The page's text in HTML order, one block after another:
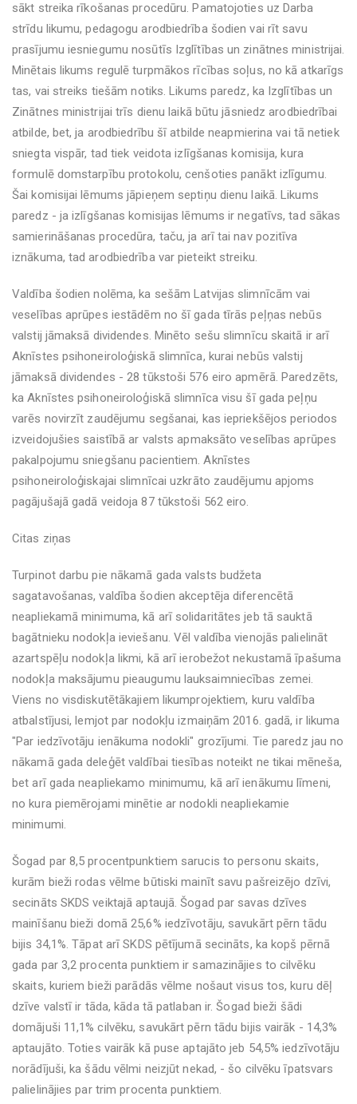
sākt streika rīkošanas procedūru. Pamatojoties uz Darba
strīdu likumu, pedagogu arodbiedrība šodien vai rīt savu
prasījumu iesniegumu nosūtīs Izglītības un zinātnes ministrijai.
Minētais likums regulē turpmākos rīcības soļus, no kā atkarīgs
tas, vai streiks tiešām notiks. Likums paredz, ka Izglītības un
Zinātnes ministrijai trīs dienu laikā būtu jāsniedz arodbiedrībai
atbilde, bet, ja arodbiedrību šī atbilde neapmierina vai tā netiek
sniegta vispār, tad tiek veidota izlīgšanas komisija, kura
formulē domstarpību protokolu, cenšoties panākt izlīgumu.
Šai komisijai lēmums jāpieņem septiņu dienu laikā. Likums
paredz - ja izlīgšanas komisijas lēmums ir negatīvs, tad sākas
samierināšanas procedūra, taču, ja arī tai nav pozitīva
iznākuma, tad arodbiedrība var pieteikt streiku.
Valdība šodien nolēma, ka sešām Latvijas slimnīcām vai
veselības aprūpes iestādēm no šī gada tīrās peļņas nebūs
valstij jāmaksā dividendes. Minēto sešu slimnīcu skaitā ir arī
Aknīstes psihoneiroloģiskā slimnīca, kurai nebūs valstij
jāmaksā dividendes - 28 tūkstoši 576 eiro apmērā. Paredzēts,
ka Aknīstes psihoneiroloģiskā slimnīca visu šī gada peļņu
varēs novirzīt zaudējumu segšanai, kas iepriekšējos periodos
izveidojušies saistībā ar valsts apmaksāto veselības aprūpes
pakalpojumu sniegšanu pacientiem. Aknīstes
psihoneiroloģiskajai slimnīcai uzkrāto zaudējumu apjoms
pagājušajā gadā veidoja 87 tūkstoši 562 eiro.
Citas ziņas
Turpinot darbu pie nākamā gada valsts budžeta
sagatavošanas, valdība šodien akceptēja diferencētā
neapliekamā minimuma, kā arī solidaritātes jeb tā sauktā
bagātnieku nodokļa ieviešanu. Vēl valdība vienojās palielināt
azartspēļu nodokļa likmi, kā arī ierobežot nekustamā īpašuma
nodokļa maksājumu pieaugumu lauksaimniecības zemei.
Viens no visdiskutētākajiem likumprojektiem, kuru valdība
atbalstījusi, lemjot par nodokļu izmaiņām 2016. gadā, ir likuma
"Par iedzīvotāju ienākuma nodokli" grozījumi. Tie paredz jau no
nākamā gada deleģēt valdībai tiesības noteikt ne tikai mēneša,
bet arī gada neapliekamo minimumu, kā arī ienākumu līmeni,
no kura piemērojami minētie ar nodokli neapliekamie
minimumi.
Šogad par 8,5 procentpunktiem sarucis to personu skaits,
kurām bieži rodas vēlme būtiski mainīt savu pašreizējo dzīvi,
secināts SKDS veiktajā aptaujā. Šogad par savas dzīves
mainīšanu bieži domā 25,6% iedzīvotāju, savukārt pērn tādu
bijis 34,1%. Tāpat arī SKDS pētījumā secināts, ka kopš pērnā
gada par 3,2 procenta punktiem ir samazinājies to cilvēku
skaits, kuriem bieži parādās vēlme nošaut visus tos, kuru dēļ
dzīve valstī ir tāda, kāda tā patlaban ir. Šogad bieži šādi
domājuši 11,1% cilvēku, savukārt pērn tādu bijis vairāk - 14,3%
aptaujāto. Toties vairāk kā puse aptajāto jeb 54,5% iedzīvotāju
norādījuši, ka šādu vēlmi neizjūt nekad, - šo cilvēku īpatsvars
palielinājies par trim procenta punktiem.